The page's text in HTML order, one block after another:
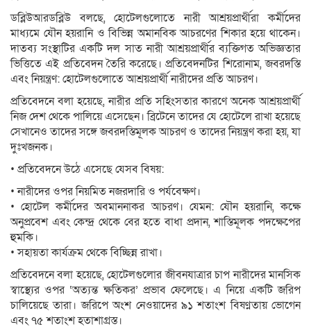
ডব্লিউআরডব্লিউ বলছে, হোটেলগুলোতে নারী আশ্রয়প্রার্থীরা কর্মীদের
মাধ্যমে যৌন হয়রানি ও বিভিন্ন অমানবিক আচরণের শিকার হয়ে থাকেন।
দাতব্য সংস্থাটির একটি দল সাত নারী আশ্রয়প্রার্থীর ব্যক্তিগত অভিজ্ঞতার
ভিত্তিতে এই প্রতিবেদন তৈরি করেছে। প্রতিবেদনটির শিরোনাম, জবরদস্তি
এবং নিয়ন্ত্রণ: হোটেলগুলোতে আশ্রয়প্রার্থী নারীদের প্রতি আচরণ।
প্রতিবেদনে বলা হয়েছে, নারীর প্রতি সহিংসতার কারণে অনেক আশ্রয়প্রার্থী
নিজ দেশ থেকে পালিয়ে এসেছেন। ব্রিটেনে তাদের যে হোটেলে রাখা হয়েছে
সেখানেও তাদের সঙ্গে জবরদস্তিমূলক আচরণ ও তাদের নিয়ন্ত্রণ করা হয়, যা
দুঃখজনক।
• প্রতিবেদনে উঠে এসেছে যেসব বিষয়:
• নারীদের ওপর নিয়মিত নজরদারি ও পর্যবেক্ষণ।
• হোটেল কর্মীদের অবমাননাকর আচরণ। যেমন: যৌন হয়রানি, কক্ষে
অনুপ্রবেশ এবং কেন্দ্র থেকে বের হতে বাধা প্রদান, শাস্তিমূলক পদক্ষেপের
হুমকি।
• সহায়তা কার্যক্রম থেকে বিচ্ছিন্ন রাখা।
প্রতিবেদনে বলা হয়েছে, হোটেলগুলোর জীবনযাত্রার চাপ নারীদের মানসিক
স্বাস্থ্যের ওপর ‘অত্যন্ত ক্ষতিকর’ প্রভাব ফেলেছে। এ নিয়ে একটি জরিপ
চালিয়েছে তারা। জরিপে অংশ নেওয়াদের ৯১ শতাংশ বিষণ্ণতায় ভোগেন
এবং ৭৫ শতাংশ হতাশাগ্রস্ত।